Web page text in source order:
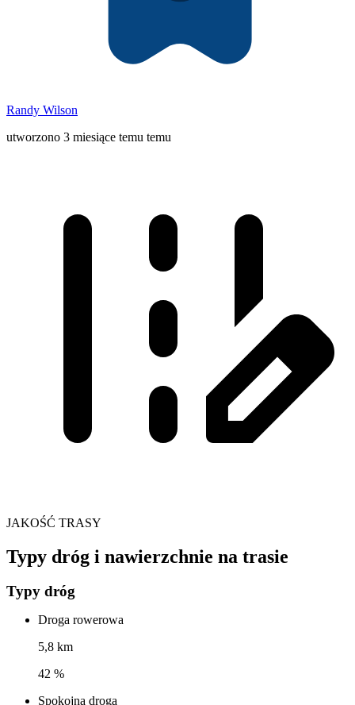
Randy Wilson
utworzono 3 miesiące temu temu
JAKOŚĆ TRASY
Typy dróg i nawierzchnie na trasie
Typy dróg
Droga rowerowa
5,8 km
42 %
Spokojna droga